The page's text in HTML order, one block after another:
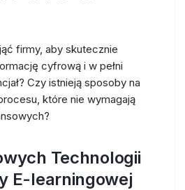
firmy, aby skutecznie
cyfrową i w pełni
Czy istnieją sposoby na
które nie wymagają
Technologii
E-learningowej